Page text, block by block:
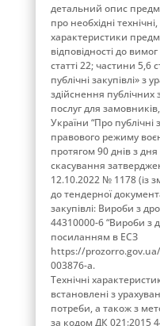
детальний опис
про необхідні технічні,
характеристики
відповідності до
статті 22; частини 5,6
публічні закупівлі» з
здійснення публічних
послуг для
України “Про публічні
правового режиму
протягом 90 днів з
скасування
12.10.2022 № 1178 (із
до тендерної
закупівлі: Вироби з
44310000-6 “Вироби з
посиланням в ЕСЗ
https://
003876-a.
Технічні
встановлені з
потреби, а також з
за кодом ДК 021:2015